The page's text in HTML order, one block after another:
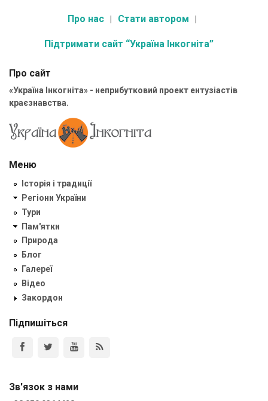
Про нас Стати автором
Підтримати сайт “Україна Інкогніта”
Про сайт
«Україна Інкогніта» - неприбутковий проект ентузіастів
краєзнавства.
Меню
Історія і традиції
Регіони України
Тури
Пам'ятки
Природа
Блог
Галереї
Відео
Закордон
Підпишіться
Зв'язок з нами